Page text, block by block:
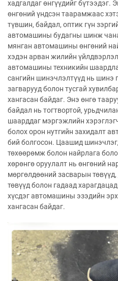
хадгалдаг өнгүүдийг бүтээдэг.
өнгөний үндсэн таарамжаас
түвшин, байдал, оптик гүн
автомашины будагны шинж
мянган автомашины өнгөний
хэдэн арван жилийн
автомашины техникийн
сангийн шинэчлэлтүүд нь шинэ
загварууд болон тусгай
хангасан байдаг. Энэ өнгө
байдал нь тогтвортой,
шаарддаг мэргэжлийн
болох орон нутгийн захидалт
бий болгосон. Цаашид
төхөөрөмж болон найрлага
хөрөнгө оруулалт нь өнгөний
мөргөлдөөний засварын
төвүүд болон гадаад
хүсдэг автомашины эзэдийн
хангасан байдаг.